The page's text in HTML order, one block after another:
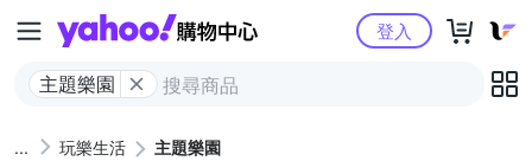
Yahoo購物中心
主題樂園
登入
玩樂生活 主題樂園